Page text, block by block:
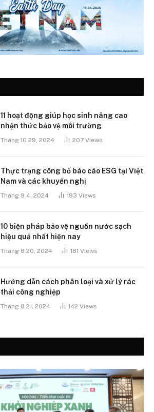
11 hoạt động giúp học sinh nâng cao
nhận thức bảo vệ môi trường
Tháng 10 29, 2024 207 Views
Thực trạng công bố báo cáo ESG tại Việt
Nam và các khuyến nghị
Tháng 9 4, 2024 193 Views
10 biện pháp bảo vệ nguồn nước sạch
hiệu quả nhất hiện nay
Tháng 8 20, 2024 181 Views
Hướng dẫn cách phân loại và xử lý rác
thải công nghiệp
Tháng 8 21, 2024 142 Views